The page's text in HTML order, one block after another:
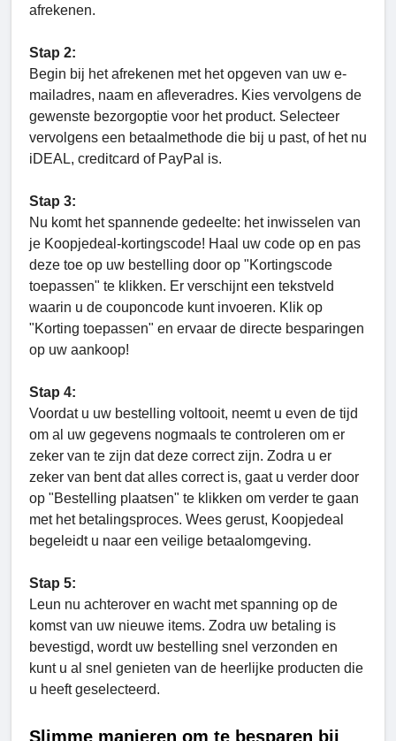
afrekenen.
Stap 2:
Begin bij het afrekenen met het opgeven van uw e-
mailadres, naam en afleveradres. Kies vervolgens de
gewenste bezorgoptie voor het product. Selecteer
vervolgens een betaalmethode die bij u past, of het nu
iDEAL, creditcard of PayPal is.
Stap 3:
Nu komt het spannende gedeelte: het inwisselen van
je Koopjedeal-kortingscode! Haal uw code op en pas
deze toe op uw bestelling door op "Kortingscode
toepassen" te klikken. Er verschijnt een tekstveld
waarin u de couponcode kunt invoeren. Klik op
"Korting toepassen" en ervaar de directe besparingen
op uw aankoop!
Stap 4:
Voordat u uw bestelling voltooit, neemt u even de tijd
om al uw gegevens nogmaals te controleren om er
zeker van te zijn dat deze correct zijn. Zodra u er
zeker van bent dat alles correct is, gaat u verder door
op "Bestelling plaatsen" te klikken om verder te gaan
met het betalingsproces. Wees gerust, Koopjedeal
begeleidt u naar een veilige betaalomgeving.
Stap 5:
Leun nu achterover en wacht met spanning op de
komst van uw nieuwe items. Zodra uw betaling is
bevestigd, wordt uw bestelling snel verzonden en
kunt u al snel genieten van de heerlijke producten die
u heeft geselecteerd.
Slimme manieren om te besparen bij